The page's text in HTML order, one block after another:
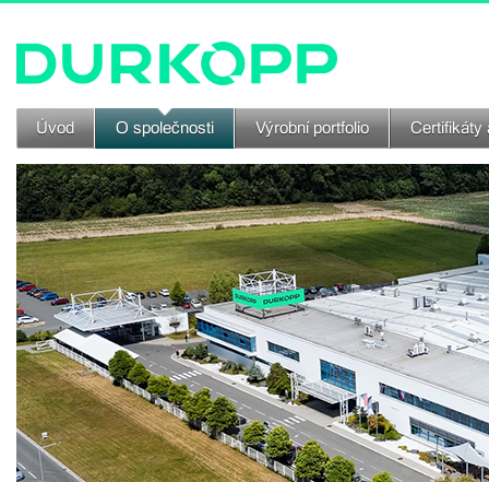
Úvod O společnosti Výrobní portfolio Certifikáty